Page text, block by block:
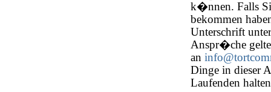
k�nnen. Falls
bekommen
Unterschrift
Anspr�che
an
Dinge in dieser
Laufenden